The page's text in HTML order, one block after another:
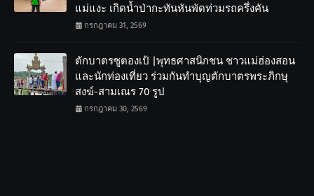
แม่แงะ เกิดน้ำป่ากะทันหันพัดท่วมรถครึ่งคัน
กรกฎาคม 31, 2569
ตักบาตรซูตองเป้ |พุทธศาสนิกชน ชาวแม่ฮ่องสอน
และนักท่องเที่ยว ร่วมกันทำบุญตักบาตรพระภิกษุ
สงฆ์-สามเณร 70 รูป
กรกฎาคม 30, 2569